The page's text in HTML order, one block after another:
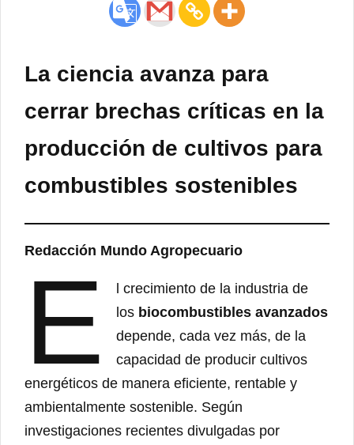
La ciencia avanza para
cerrar brechas críticas en la
producción de cultivos para
combustibles sostenibles
Redacción Mundo Agropecuario
E
l crecimiento de la industria de
los biocombustibles avanzados
depende, cada vez más, de la
capacidad de producir cultivos
energéticos de manera eficiente, rentable y
ambientalmente sostenible. Según
investigaciones recientes divulgadas por